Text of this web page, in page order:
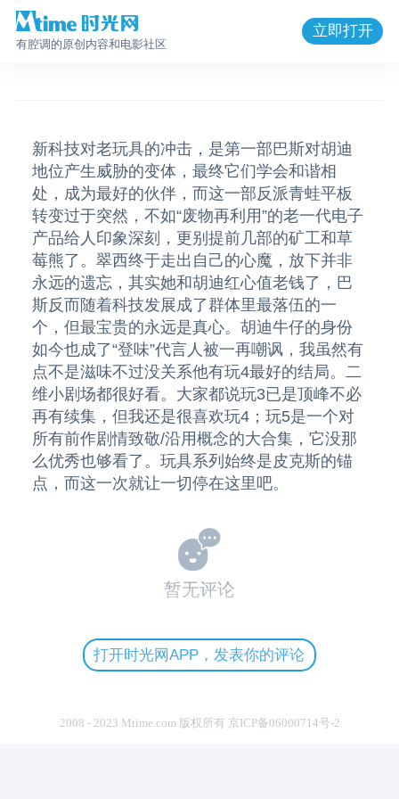
有腔调的原创内容和电影社区
立即打开
新科技对老玩具的冲击，是第一部巴斯对胡迪
地位产生威胁的变体，最终它们学会和谐相
处，成为最好的伙伴，而这一部反派青蛙平板
转变过于突然，不如“废物再利用”的老一代电子
产品给人印象深刻，更别提前几部的矿工和草
莓熊了。翠西终于走出自己的心魔，放下并非
永远的遗忘，其实她和胡迪红心值老钱了，巴
斯反而随着科技发展成了群体里最落伍的一
个，但最宝贵的永远是真心。胡迪牛仔的身份
如今也成了“登味”代言人被一再嘲讽，我虽然有
点不是滋味不过没关系他有玩4最好的结局。二
维小剧场都很好看。大家都说玩3已是顶峰不必
再有续集，但我还是很喜欢玩4；玩5是一个对
所有前作剧情致敬/沿用概念的大合集，它没那
么优秀也够看了。玩具系列始终是皮克斯的锚
点，而这一次就让一切停在这里吧。
暂无评论
打开时光网APP，发表你的评论
2008 - 2023 Mtime.com 版权所有 京ICP备06000714号-2